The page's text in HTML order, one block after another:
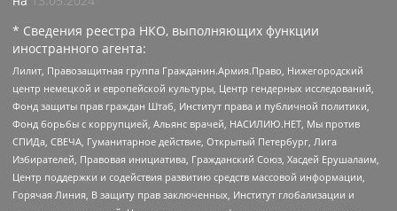
* Сведения реестра НКО, выполняющих функции
иностранного агента:
Лилит, Правозащитная группа Гражданин.Армия.Право, Нижегородский
центр немецкой и европейской культуры, Центр гендерных исследований,
Фонд защиты прав граждан Штаб, Институт права и публичной политики,
Фонд борьбы с коррупцией, Альянс врачей, НАСИЛИЮ.НЕТ, Мы против
СПИДа, СВЕЧА, Гуманитарное действие, Открытый Петербург, Лига
Избирателей, Правовая инициатива, Гражданский Союз, Хасдей Ерушалаим,
Центр поддержки и содействия развитию средств массовой информации,
Горячая Линия, В защиту прав заключенных, Институт глобализации и